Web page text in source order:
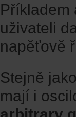
Příkladem
uživateli
napěťově
Stejně
mají i